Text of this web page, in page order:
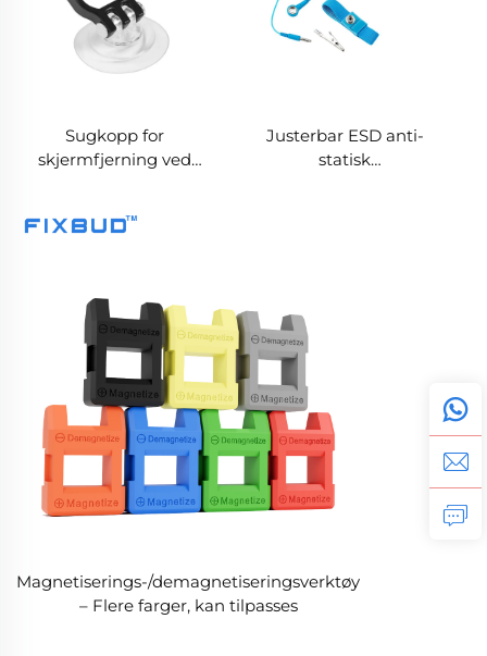
Sugkopp for
skjermfjerning ved
Justerbar ESD anti-
statisk
Magnetiserings-/demagnetiseringsverktøy
– Flere farger, kan tilpasses